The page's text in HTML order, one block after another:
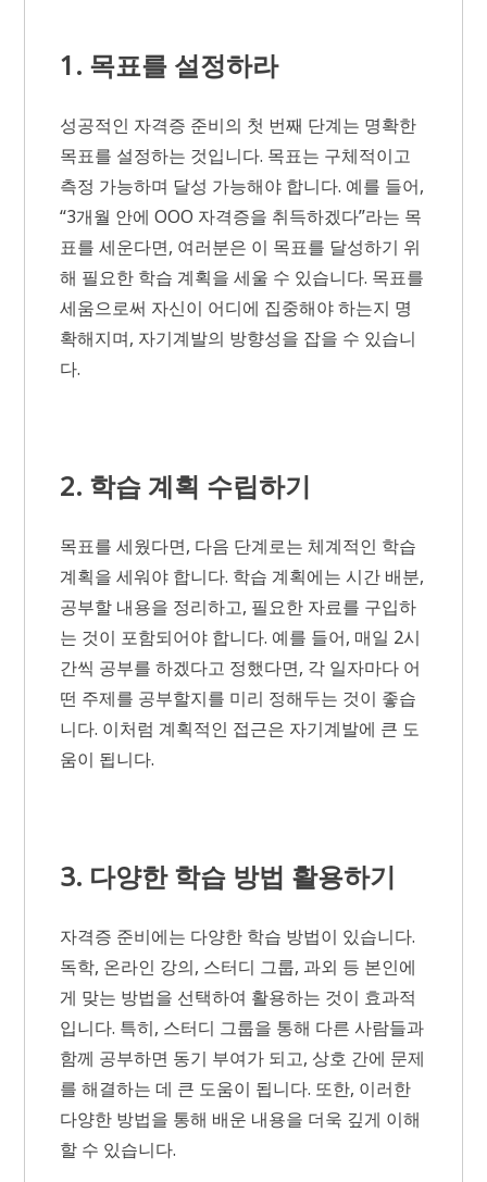
1. 목표를 설정하라
성공적인 자격증 준비의 첫 번째 단계는 명확한
목표를 설정하는 것입니다. 목표는 구체적이고
측정 가능하며 달성 가능해야 합니다. 예를 들어,
“3개월 안에 OOO 자격증을 취득하겠다”라는 목
표를 세운다면, 여러분은 이 목표를 달성하기 위
해 필요한 학습 계획을 세울 수 있습니다. 목표를
세움으로써 자신이 어디에 집중해야 하는지 명
확해지며, 자기계발의 방향성을 잡을 수 있습니
다.
2. 학습 계획 수립하기
목표를 세웠다면, 다음 단계로는 체계적인 학습
계획을 세워야 합니다. 학습 계획에는 시간 배분,
공부할 내용을 정리하고, 필요한 자료를 구입하
는 것이 포함되어야 합니다. 예를 들어, 매일 2시
간씩 공부를 하겠다고 정했다면, 각 일자마다 어
떤 주제를 공부할지를 미리 정해두는 것이 좋습
니다. 이처럼 계획적인 접근은 자기계발에 큰 도
움이 됩니다.
3. 다양한 학습 방법 활용하기
자격증 준비에는 다양한 학습 방법이 있습니다.
독학, 온라인 강의, 스터디 그룹, 과외 등 본인에
게 맞는 방법을 선택하여 활용하는 것이 효과적
입니다. 특히, 스터디 그룹을 통해 다른 사람들과
함께 공부하면 동기 부여가 되고, 상호 간에 문제
를 해결하는 데 큰 도움이 됩니다. 또한, 이러한
다양한 방법을 통해 배운 내용을 더욱 깊게 이해
할 수 있습니다.